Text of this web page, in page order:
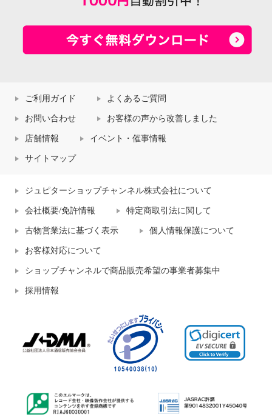
ご利用ガイド よくあるご質問
お問い合わせ お客様の声から改善しました
店舗情報 イベント・催事情報
サイトマップ
ジュピターショップチャンネル株式会社について
会社概要/免許情報 特定商取引法に関して
古物営業法に基づく表示 個人情報保護について
お客様対応について
ショップチャンネルで商品販売希望の事業者募集中
採用情報